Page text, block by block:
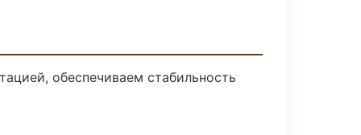
обеспечиваем стабильность